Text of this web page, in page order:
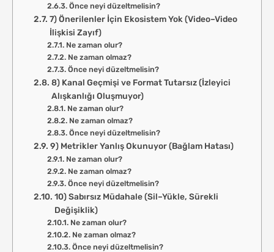
Önce neyi düzeltmelisin?
7) Önerilenler İçin Ekosistem Yok (Video–Video
İlişkisi Zayıf)
Ne zaman olur?
Ne zaman olmaz?
Önce neyi düzeltmelisin?
8) Kanal Geçmişi ve Format Tutarsız (İzleyici
Alışkanlığı Oluşmuyor)
Ne zaman olur?
Ne zaman olmaz?
Önce neyi düzeltmelisin?
9) Metrikler Yanlış Okunuyor (Bağlam Hatası)
Ne zaman olur?
Ne zaman olmaz?
Önce neyi düzeltmelisin?
10) Sabırsız Müdahale (Sil–Yükle, Sürekli
Değişiklik)
Ne zaman olur?
Ne zaman olmaz?
Önce neyi düzeltmelisin?